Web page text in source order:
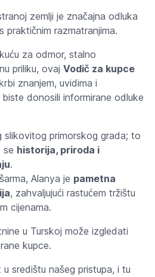
zemlji je značajna odluka
razmatranjima.
za odmor, stalno
priliku, ovaj Vodič za kupce
znanjem, uvidima i
donosili informirane odluke
slikovitog primorskog grada; to
se historija, priroda i
.
Alanya je pametna
, zahvaljujući rastućem tržištu
cijenama.
u Turskoj može izgledati
kupce.
središtu našeg pristupa, i tu